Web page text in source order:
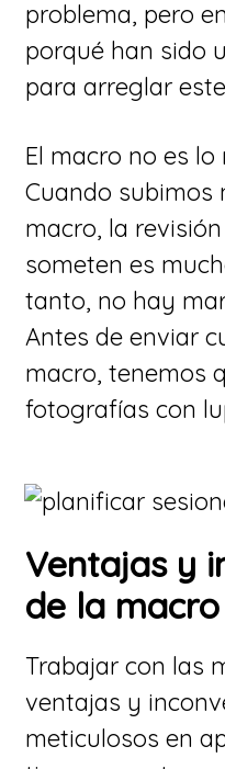
problema, pero
porqué han sido
para arreglar
El macro no es
Cuando subimos
macro, la
someten es
tanto, no hay
Antes de enviar
macro, tenemos
fotografías con
Ventajas y
de la macro
Trabajar con las
ventajas y
meticulosos en